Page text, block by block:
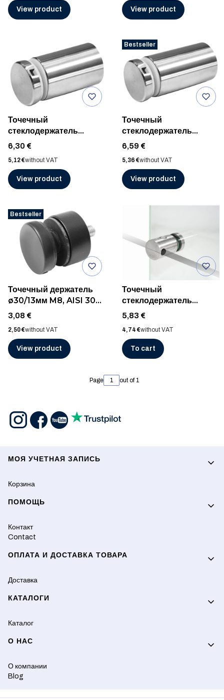
View product View product
Точечный
стеклодержатель
ø30мм/дист. 40мм, к
плоской поверхности,
AISI 304, ШЛИФ
Price
6,30 €
Price
5,12 €without VAT
View product
Bestseller
Точечный
стеклодержатель
ø30мм/дист. 50мм, к
плоской поверхности,
AISI 304, ШЛИФ
Price
6,59 €
Price
5,36 €without VAT
View product
Bestseller
Точечный держатель
ø30/13мм M8, AISI 304,
RAL 9005 матовый
Price
3,08 €
Price
2,50 €without VAT
View product
Точечный
стеклодержатель
ø30/37мм M6 с
отверстием для трубы
ø10мм, AISI 316, ШЛИФ
Price
5,83 €
Price
4,74 €without VAT
To cart
Page out of 1
Footer menu
МОЯ УЧЕТНАЯ ЗАПИСЬ
Корзина
ПОМОЩЬ
Контакт
Contact
ОПЛАТА И ДОСТАВКА ТОВАРА
Доставка
КАТАЛОГИ
Каталог
О НАС
О компании
Blog